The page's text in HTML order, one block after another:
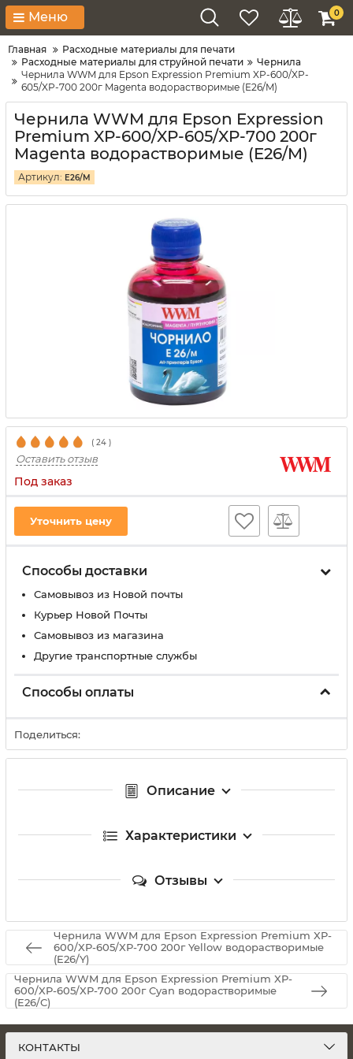
Меню 0
Главная
Расходные материалы для печати
Расходные материалы для струйной печати
Чернила
Чернила WWM для Epson Expression Premium XP-600/XP-
605/XP-700 200г Magenta водорастворимые (E26/M)
Чернила WWM для Epson Expression
Premium XP-600/XP-605/XP-700 200г
Magenta водорастворимые (E26/M)
Артикул: E26/M
( 24 )
Оставить отзыв
Под заказ
Уточнить цену
Способы доставки
Самовывоз из Новой почты
Курьер Новой Почты
Самовывоз из магазина
Другие транспортные службы
Способы оплаты
Поделиться:
Описание
Характеристики
Отзывы
Чернила WWM для Epson Expression Premium XP-
600/XP-605/XP-700 200г Yellow водорастворимые
(E26/Y)
Чернила WWM для Epson Expression Premium XP-
600/XP-605/XP-700 200г Cyan водорастворимые
(E26/C)
КОНТАКТЫ